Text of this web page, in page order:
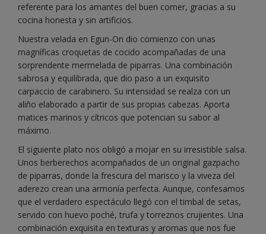
referente para los amantes del buen comer, gracias a su
cocina honesta y sin artificios.
Nuestra velada en Egun-On dio comienzo con unas
magníficas croquetas de cocido acompañadas de una
sorprendente mermelada de piparras. Una combinación
sabrosa y equilibrada, que dio paso a un exquisito
carpaccio de carabinero. Su intensidad se realza con un
aliño elaborado a partir de sus propias cabezas. Aporta
matices marinos y cítricos que potencian su sabor al
máximo.
El siguiente plato nos obligó a mojar en su irresistible salsa.
Unos berberechos acompañados de un original gazpacho
de piparras, donde la frescura del marisco y la viveza del
aderezo crean una armonía perfecta. Aunque, confesamos
que el verdadero espectáculo llegó con el timbal de setas,
servido con huevo poché, trufa y torreznos crujientes. Una
combinación exquisita en texturas y aromas que nos fue